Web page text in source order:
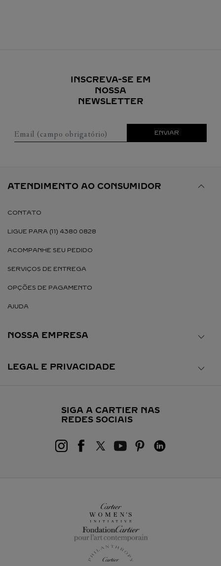
INSCREVA-SE EM
NOSSA
NEWSLETTER
Email (campo obrigatório) ENVIAR
ATENDIMENTO AO CONSUMIDOR
CONTATO
LIGUE PARA (11) 4380 0828
ACOMPANHE SEU PEDIDO
SERVIÇOS DE ENTREGA
OPÇÕES DE PAGAMENTO
AJUDA
NOSSA EMPRESA
LEGAL E PRIVACIDADE
SIGA A CARTIER NAS
REDES SOCIAIS